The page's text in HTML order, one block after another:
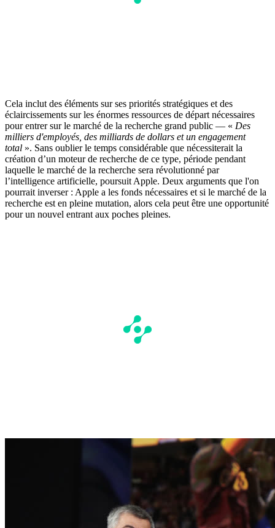
Cela inclut des éléments sur ses priorités stratégiques et des
éclaircissements sur les énormes ressources de départ nécessaires
pour entrer sur le marché de la recherche grand public — « Des
milliers d'employés, des milliards de dollars et un engagement
total ». Sans oublier le temps considérable que nécessiterait la
création d’un moteur de recherche de ce type, période pendant
laquelle le marché de la recherche sera révolutionné par
l’intelligence artificielle, poursuit Apple. Deux arguments que l'on
pourrait inverser : Apple a les fonds nécessaires et si le marché de la
recherche est en pleine mutation, alors cela peut être une opportunité
pour un nouvel entrant aux poches pleines.